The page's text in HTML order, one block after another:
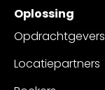
Oplossing
Opdrachtgevers
Locatiepartners